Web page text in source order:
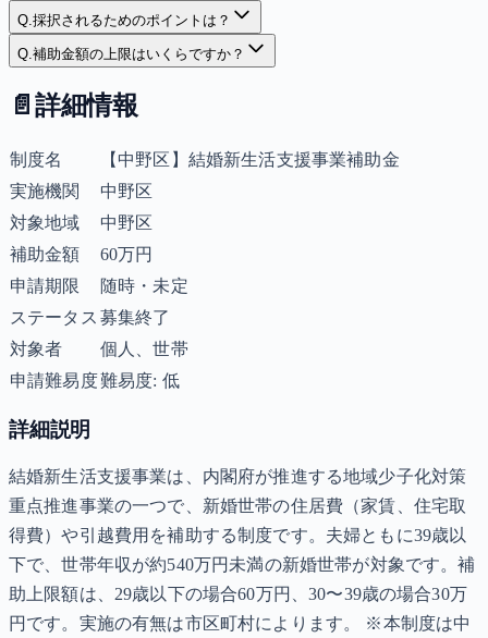
Q.採択されるためのポイントは？
Q.補助金額の上限はいくらですか？
📄 詳細情報
制度名
【中野区】結婚新生活支援事業補助金
実施機関
中野区
対象地域
中野区
補助金額
60万円
申請期限
随時・未定
ステータス 募集終了
対象者
個人、世帯
申請難易度難易度: 低
詳細説明
結婚新生活支援事業は、内閣府が推進する地域少子化対策
重点推進事業の一つで、新婚世帯の住居費（家賃、住宅取
得費）や引越費用を補助する制度です。夫婦ともに39歳以
下で、世帯年収が約540万円未満の新婚世帯が対象です。補
助上限額は、29歳以下の場合60万円、30〜39歳の場合30万
円です。実施の有無は市区町村によります。 ※本制度は中